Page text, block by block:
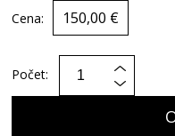
Cena: 150,00 €
Počet: